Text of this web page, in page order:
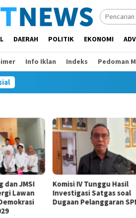
DAERAH POLITIK EKONOMI
Info Iklan Indeks Pedoman
Komisi IV Tunggu Hasil
Investigasi Satgas soal
Dugaan Pelanggaran SPMB